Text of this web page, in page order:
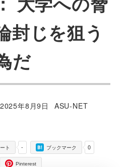
大学への脅
じを狙う
だ
日
2025年8月9日
著
ASU-NET
-
ト 0
ブックマーク
Pinterest